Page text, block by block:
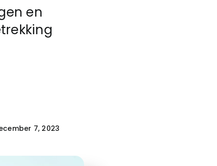
en
7, 2023